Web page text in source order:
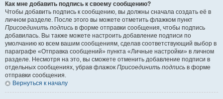
Как мне добавить подпись к своему сообщению?
Чтобы добавить подпись к сообщению, вы должны сначала создать её в
личном разделе. После этого вы можете отметить флажком пункт
Присоединить подпись в форме отправки сообщения, чтобы подпись
добавилась. Вы также можете настроить добавление подписи по
умолчанию ко всем вашим сообщениям, сделав соответствующий выбор в
параграфе «Отправка сообщений» пункта «Личные настройки» в личном
разделе. Несмотря на это, вы сможете отменить добавление подписи в
отдельных сообщениях, убрав флажок Присоединить подпись в форме
отправки сообщения.
Вернуться к началу